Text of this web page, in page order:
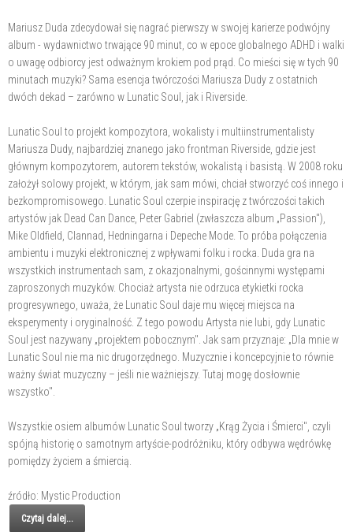
Mariusz Duda zdecydował się nagrać pierwszy w swojej karierze podwójny
album - wydawnictwo trwające 90 minut, co w epoce globalnego ADHD i walki
o uwagę odbiorcy jest odważnym krokiem pod prąd. Co mieści się w tych 90
minutach muzyki? Sama esencja twórczości Mariusza Dudy z ostatnich
dwóch dekad – zarówno w Lunatic Soul, jak i Riverside.
Lunatic Soul to projekt kompozytora, wokalisty i multiinstrumentalisty
Mariusza Dudy, najbardziej znanego jako frontman Riverside, gdzie jest
głównym kompozytorem, autorem tekstów, wokalistą i basistą. W 2008 roku
założył solowy projekt, w którym, jak sam mówi, chciał stworzyć coś innego i
bezkompromisowego. Lunatic Soul czerpie inspirację z twórczości takich
artystów jak Dead Can Dance, Peter Gabriel (zwłaszcza album „Passion"),
Mike Oldfield, Clannad, Hedningarna i Depeche Mode. To próba połączenia
ambientu i muzyki elektronicznej z wpływami folku i rocka. Duda gra na
wszystkich instrumentach sam, z okazjonalnymi, gościnnymi występami
zaproszonych muzyków. Chociaż artysta nie odrzuca etykietki rocka
progresywnego, uważa, że Lunatic Soul daje mu więcej miejsca na
eksperymenty i oryginalność. Z tego powodu Artysta nie lubi, gdy Lunatic
Soul jest nazywany „projektem pobocznym". Jak sam przyznaje: „Dla mnie w
Lunatic Soul nie ma nic drugorzędnego. Muzycznie i koncepcyjnie to równie
ważny świat muzyczny – jeśli nie ważniejszy. Tutaj mogę dosłownie
wszystko".
Wszystkie osiem albumów Lunatic Soul tworzy „Krąg Życia i Śmierci", czyli
spójną historię o samotnym artyście-podróżniku, który odbywa wędrówkę
pomiędzy życiem a śmiercią.
źródło: Mystic Production
Czytaj dalej...